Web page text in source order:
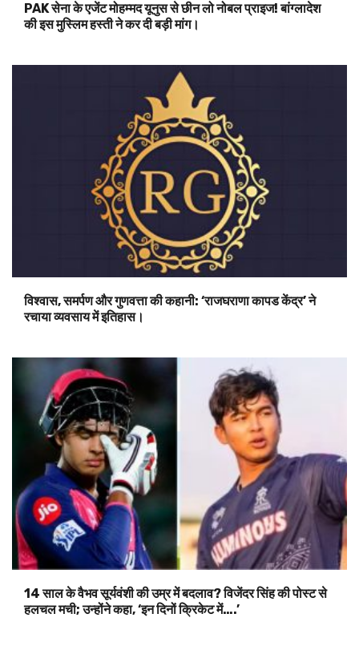
PAK सेना के एजेंट मोहम्मद यूनुस से छीन लो नोबल प्राइज! बांग्लादेश
की इस मुस्लिम हस्ती ने कर दी बड़ी मांग।
विश्वास, समर्पण और गुणवत्ता की कहानी: ‘राजघराणा कापड केंद्र’ ने
रचाया व्यवसाय में इतिहास।
14 साल के वैभव सूर्यवंशी की उम्र में बदलाव? विजेंदर सिंह की पोस्ट से
हलचल मची; उन्होंने कहा, ‘इन दिनों क्रिकेट में….’